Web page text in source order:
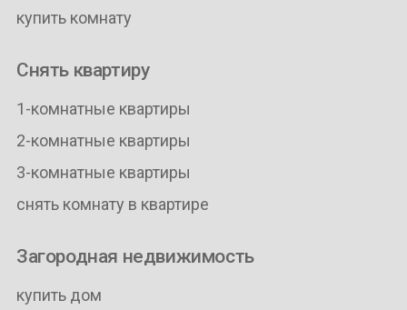
купить комнату
Снять квартиру
1-комнатные квартиры
2-комнатные квартиры
3-комнатные квартиры
снять комнату в квартире
Загородная недвижимость
купить дом